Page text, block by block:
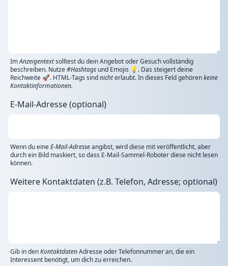
ImAnzeigentextsolltest du dein Angebot oder Gesuch vollständig
beschreiben. Nutze#Hashtags und Emojis 💡. Das steigert deine
Reichweite 🚀. HTML-Tags sindnichterlaubt. In dieses Feld gehörenkeine
Kontaktinformationen.
E-Mail-Adresse (optional)
Wenn du eineE-Mail-Adresseangibst, wird diese mit veröffentlicht, aber
durch ein Bild maskiert, so dass E-Mail-Sammel-Roboter diese nicht lesen
können.
Weitere Kontaktdaten (z.B. Telefon, Adresse; optional)
Gib in denKontaktdatenAdresse oder Telefonnummer an, die ein
Interessent benötigt, um dich zu erreichen.